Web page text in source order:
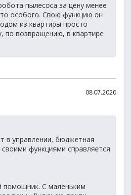
пылесоса за цену менее
особого. Свою функцию он
из квартиры просто
по возвращению, в квартире
08.07.2020
в управлении, бюджетная
функциями справляется
помощник. С маленьким